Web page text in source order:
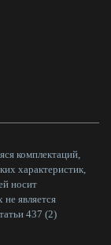
комплектаций,
характеристик,
носит
является
437 (2)